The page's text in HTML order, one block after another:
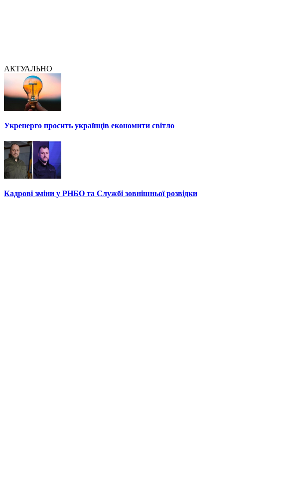
АКТУАЛЬНО
Укренерго просить українців економити світло
Кадрові зміни у РНБО та Службі зовнішньої розвідки